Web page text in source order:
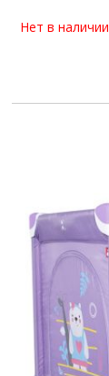
Нет в наличии